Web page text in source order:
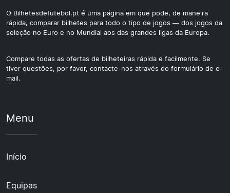
O Bilhetesdefutebol.pt é uma página em que pode, de maneira
rápida, comparar bilhetes para todo o tipo de jogos — dos jogos da
seleção no Euro e no Mundial aos das grandes ligas da Europa.
Compare todas as ofertas de bilheteiras rápida e facilmente. Se
tiver questões, por favor, contacte-nos através do formulário de e-
mail.
Menu
Início
Equipas